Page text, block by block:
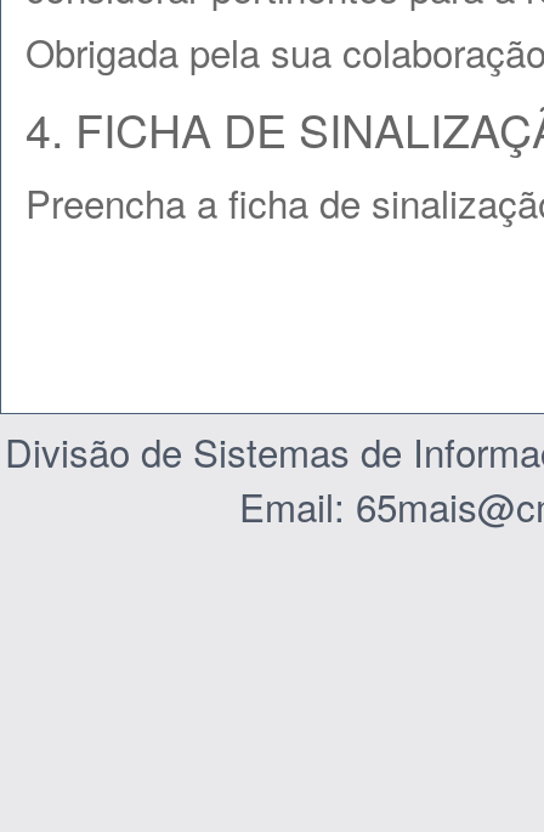
Obrigada pela sua
4. FICHA DE
Preencha a ficha de
Divisão de Sistemas de
Email: